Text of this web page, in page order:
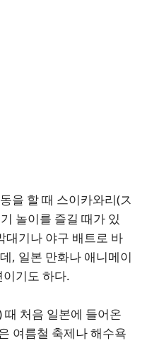
을 할 때 스이카와리(ス
놀이를 즐길 때가 있
대기나 야구 배트로 바
, 일본 만화나 애니메이
기도 하다.
처음 일본에 들어온
여름철 축제나 해수욕